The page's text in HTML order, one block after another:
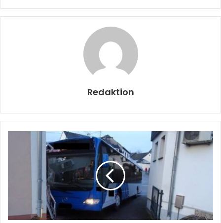
Redaktion